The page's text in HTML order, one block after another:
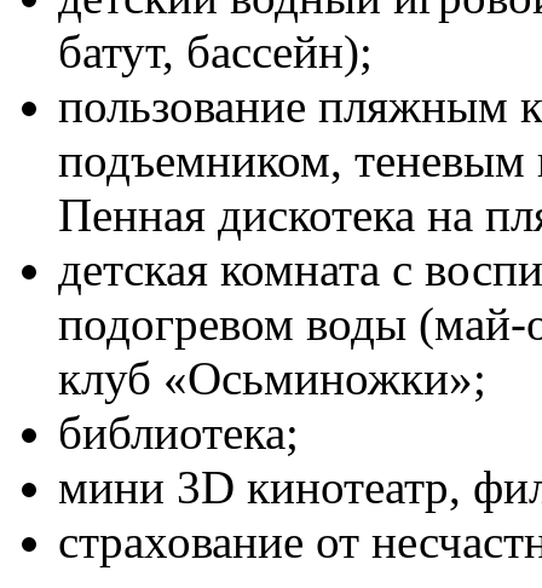
батут, бассейн);
пользование пляжным
подъемником, теневым
Пенная дискотека на
детская комната с
подогревом воды (май-
клуб «Осьминожки»;
библиотека;
мини 3D кинотеатр,
страхование от